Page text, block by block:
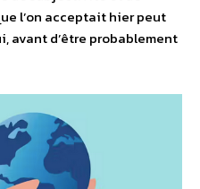
l’on acceptait hier peut
avant d’être probablement